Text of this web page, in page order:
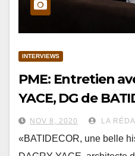
INTERVIEWS
PME: Entretien
YACE, DG de
NOV 8, 2020 LA
«BATIDECOR, une belle